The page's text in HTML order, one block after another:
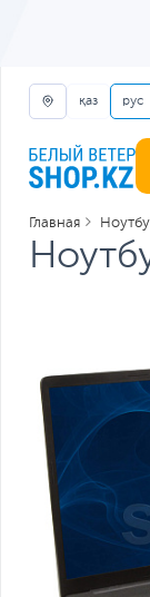
қаз рус
Главная